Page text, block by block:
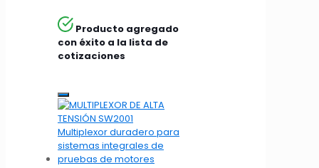
Producto agregado
con éxito a la lista de
cotizaciones